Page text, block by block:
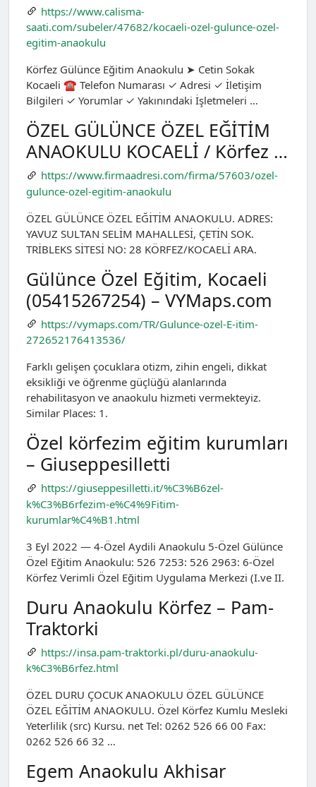
https://www.calisma-
saati.com/subeler/47682/kocaeli-ozel-gulunce-ozel-
egitim-anaokulu
Körfez Gülünce Eğitim Anaokulu ➤ Cetin Sokak
Kocaeli ☎ Telefon Numarası ✓ Adresi ✓ İletişim
Bilgileri ✓ Yorumlar ✓ Yakınındaki İşletmeleri …
ÖZEL GÜLÜNCE ÖZEL EĞİTİM
ANAOKULU KOCAELİ / Körfez …
https://www.firmaadresi.com/firma/57603/ozel-
gulunce-ozel-egitim-anaokulu
ÖZEL GÜLÜNCE ÖZEL EĞİTİM ANAOKULU. ADRES:
YAVUZ SULTAN SELİM MAHALLESİ, ÇETİN SOK.
TRİBLEKS SİTESİ NO: 28 KÖRFEZ/KOCAELİ ARA.
Gülünce Özel Eğitim, Kocaeli
(05415267254) – VYMaps.com
https://vymaps.com/TR/Gulunce-ozel-E-itim-
272652176413536/
Farklı gelişen çocuklara otizm, zihin engeli, dikkat
eksikliği ve öğrenme güçlüğü alanlarında
rehabilitasyon ve anaokulu hizmeti vermekteyiz.
Similar Places: 1.
Özel körfezim eğitim kurumları
– Giuseppesilletti
https://giuseppesilletti.it/%C3%B6zel-
k%C3%B6rfezim-e%C4%9Fitim-
kurumlar%C4%B1.html
3 Eyl 2022 — 4-Özel Aydili Anaokulu 5-Özel Gülünce
Özel Eğitim Anaokulu: 526 7253: 526 2963: 6-Özel
Körfez Verimli Özel Eğitim Uygulama Merkezi (I.ve II.
Duru Anaokulu Körfez – Pam-
Traktorki
https://insa.pam-traktorki.pl/duru-anaokulu-
k%C3%B6rfez.html
ÖZEL DURU ÇOCUK ANAOKULU ÖZEL GÜLÜNCE
ÖZEL EĞİTİM ANAOKULU. Özel Körfez Kumlu Mesleki
Yeterlilik (src) Kursu. net Tel: 0262 526 66 00 Fax:
0262 526 66 32 …
Egem Anaokulu Akhisar